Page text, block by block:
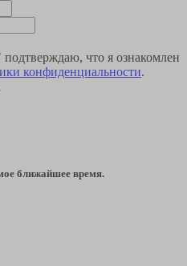
что я ознакомлен
конфиденциальности.
ближайшее время.